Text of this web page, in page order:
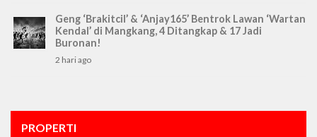
Geng ‘Brakitcil’ & ‘Anjay165’ Bentrok Lawan ‘Wartan
Kendal’ di Mangkang, 4 Ditangkap & 17 Jadi
Buronan!
2 hari ago
PROPERTI